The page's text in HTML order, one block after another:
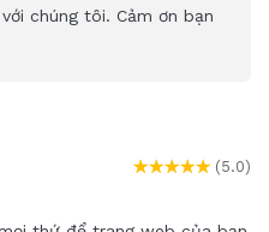
chúng tôi. Cảm ơn bạn
(5.0)